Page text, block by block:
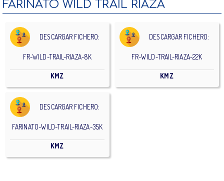
FARINATO WILD TRAIL RIAZA
DESCARGAR FICHERO:
FR-WILD-TRAIL-RIAZA-8K
KMZ
DESCARGAR FICHERO:
FR-WILD-TRAIL-RIAZA-22K
KMZ
DESCARGAR FICHERO:
FARINATO-WILD-TRAIL-RIAZA-35K
KMZ